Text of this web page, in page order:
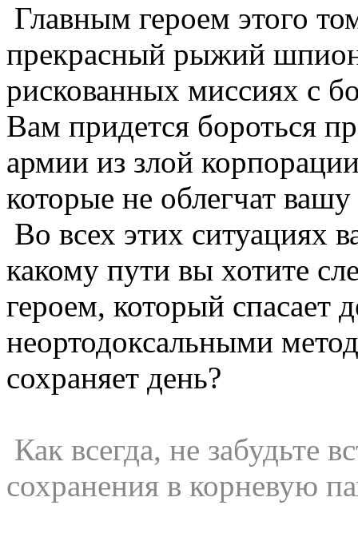
Главным героем этого
прекрасный рыжий
рискованных миссиях с
Вам придется бороться
армии из злой
которые не облегчат
Во всех этих ситуациях
какому пути вы хотите
героем, который спасает
неортодоксальными
сохраняет день?
Как всегда, не забудьте
сохранения в корневую